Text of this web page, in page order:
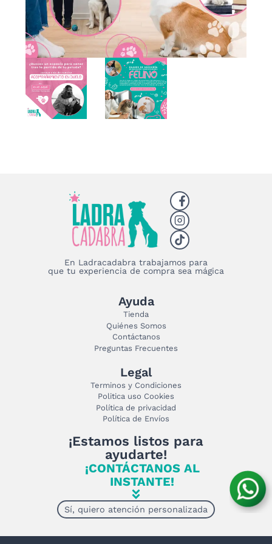
En Ladracadabra trabajamos para
que tu experiencia de compra sea mágica
Ayuda
Tienda
Quiénes Somos
Contáctanos
Preguntas Frecuentes
Legal
Terminos y Condiciones
Politica uso Cookies
Política de privacidad
Política de Envíos
¡Estamos listos para
ayudarte!
¡CONTÁCTANOS AL
INSTANTE!
Sí, quiero atención personalizada